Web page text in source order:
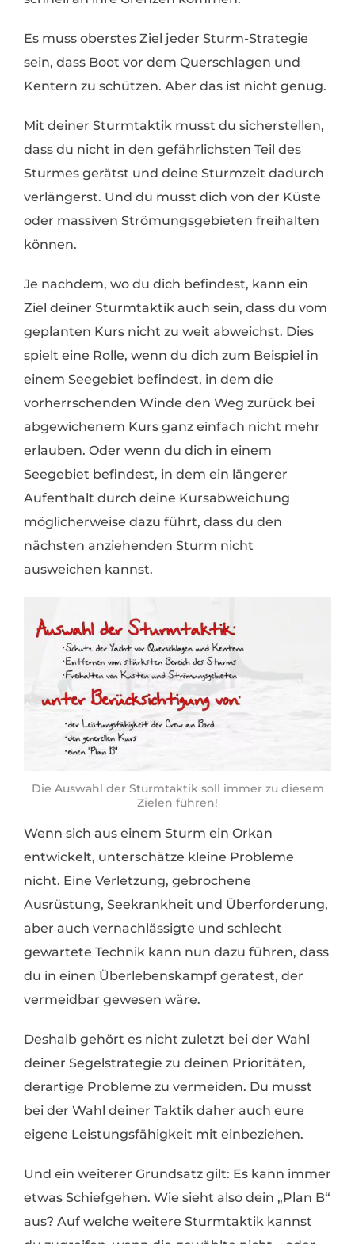
Es muss oberstes Ziel jeder Sturm-Strategie
sein, dass Boot vor dem Querschlagen und
Kentern zu schützen. Aber das ist nicht genug.
Mit deiner Sturmtaktik musst du sicherstellen,
dass du nicht in den gefährlichsten Teil des
Sturmes gerätst und deine Sturmzeit dadurch
verlängerst. Und du musst dich von der Küste
oder massiven Strömungsgebieten freihalten
können.
Je nachdem, wo du dich befindest, kann ein
Ziel deiner Sturmtaktik auch sein, dass du vom
geplanten Kurs nicht zu weit abweichst. Dies
spielt eine Rolle, wenn du dich zum Beispiel in
einem Seegebiet befindest, in dem die
vorherrschenden Winde den Weg zurück bei
abgewichenem Kurs ganz einfach nicht mehr
erlauben. Oder wenn du dich in einem
Seegebiet befindest, in dem ein längerer
Aufenthalt durch deine Kursabweichung
möglicherweise dazu führt, dass du den
nächsten anziehenden Sturm nicht
ausweichen kannst.
Die Auswahl der Sturmtaktik soll immer zu diesem
Zielen führen!
Wenn sich aus einem Sturm ein Orkan
entwickelt, unterschätze kleine Probleme
nicht. Eine Verletzung, gebrochene
Ausrüstung, Seekrankheit und Überforderung,
aber auch vernachlässigte und schlecht
gewartete Technik kann nun dazu führen, dass
du in einen Überlebenskampf geratest, der
vermeidbar gewesen wäre.
Deshalb gehört es nicht zuletzt bei der Wahl
deiner Segelstrategie zu deinen Prioritäten,
derartige Probleme zu vermeiden. Du musst
bei der Wahl deiner Taktik daher auch eure
eigene Leistungsfähigkeit mit einbeziehen.
Und ein weiterer Grundsatz gilt: Es kann immer
etwas Schiefgehen. Wie sieht also dein „Plan B“
aus? Auf welche weitere Sturmtaktik kannst